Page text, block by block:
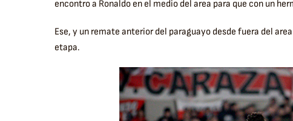
encontro a Ronaldo en el medio del area para que con un
Ese, y un remate anterior del paraguayo desde fuera del
etapa.